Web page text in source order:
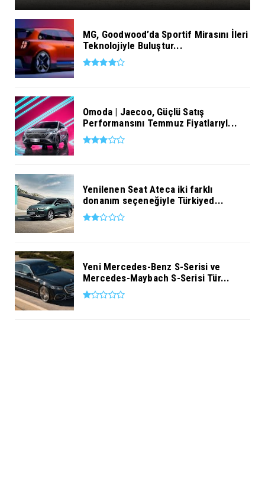
MG, Goodwood’da Sportif Mirasını İleri
Teknolojiyle Buluştur...
Omoda | Jaecoo, Güçlü Satış
Performansını Temmuz Fiyatlarıyl...
Yenilenen Seat Ateca iki farklı
donanım seçeneğiyle Türkiyed...
Yeni Mercedes-Benz S-Serisi ve
Mercedes-Maybach S-Serisi Tür...